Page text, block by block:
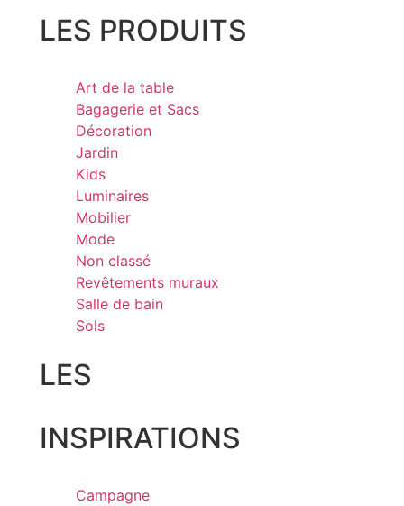
LES PRODUITS
Art de la table
Bagagerie et Sacs
Décoration
Jardin
Kids
Luminaires
Mobilier
Mode
Non classé
Revêtements muraux
Salle de bain
Sols
LES
INSPIRATIONS
Campagne